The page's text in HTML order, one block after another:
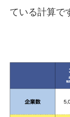
ている計算で